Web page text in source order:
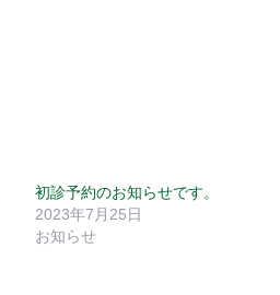
初診予約のお知らせです。
2023年7月25日
お知らせ